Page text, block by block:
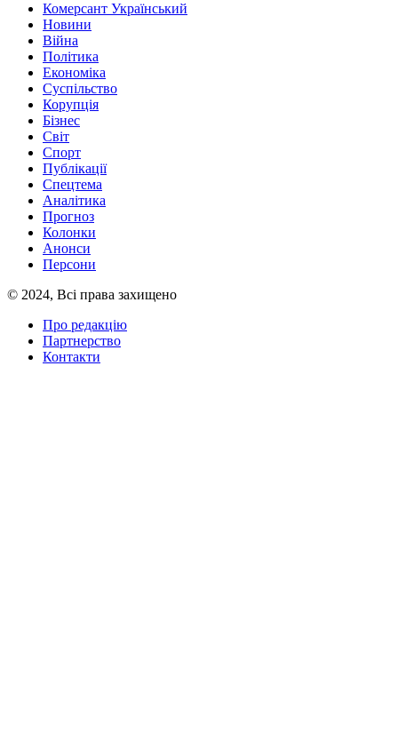
Комерсант Український
Новини
Війна
Політика
Економіка
Суспільство
Корупція
Бізнес
Світ
Спорт
Публікації
Спецтема
Аналітика
Прогноз
Колонки
Анонси
Персони
© 2024, Всі права захищено
Про редакцію
Партнерство
Контакти